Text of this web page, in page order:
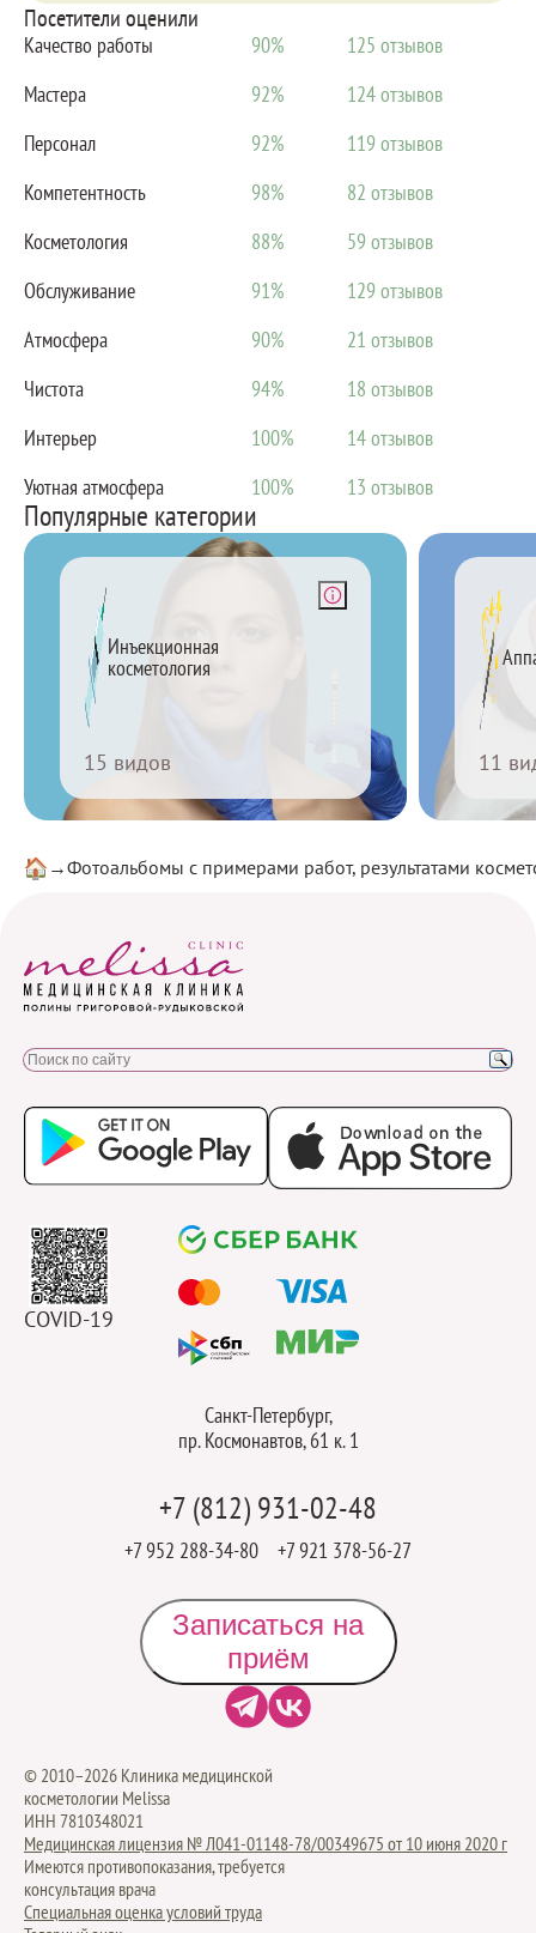
Посетители оценили
Качество работы 90%
125
Мастера
92%
124
Персонал
92%
119
Компетентность
98%
82
Косметология
88%
59
Обслуживание
91%
129
Атмосфера
90%
21
Чистота
94%
18
Интерьер
100%
14
Уютная атмосфера
100% 13
Популярные категории
Инъекционная
косметология
15 видов
15 видов
Инъекционные процедуры — ваш путь
к молодости и красоте через введение
активных веществ под кожу с
помощью инъекций для омоложения
11
Фотоальбомы с примерами работ, результатами
Санкт-Петербург,
пр. Космонавтов, 61 к. 1
контакты+7 (812) 931-02-48
+7 952 288-34-80 +7 921 378-56-27
Записаться на
приём
Способы
оплаты
Приложения
© 2010–2026 Клиника медицинской
косметологии Melissa
ИНН 7810348021
Медицинская лицензия № Л041-01148-78/00349675 от 10 июня 2020 г
Имеются противопоказания, требуется
консультация врача
Специальная оценка условий труда
COVID-19